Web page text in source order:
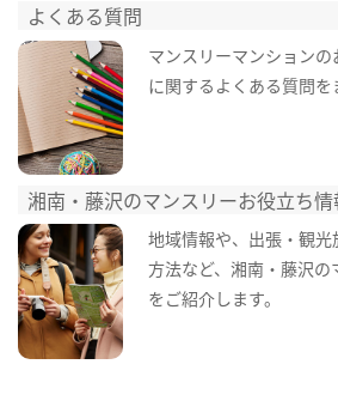
よくある質問
マンスリーマンション
に関するよくある質問を
湘南・藤沢のマンスリーお役立ち情
地域情報や、出張・観
方法など、湘南・藤沢
をご紹介します。